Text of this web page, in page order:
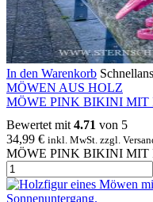
In den Warenkorb
MÖWEN AUS HOLZ
MÖWE PINK BIKINI MIT
Bewertet mit4.71 von 5
34,99 € inkl. MwSt. zzgl.
MÖWE PINK BIKINI MIT